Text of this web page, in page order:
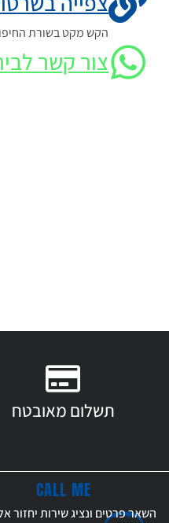
הקש מקט בשורת
צור קשר
תשלום מאובטח
CALL ME
השאר פרטים ונציג שירות יחזור